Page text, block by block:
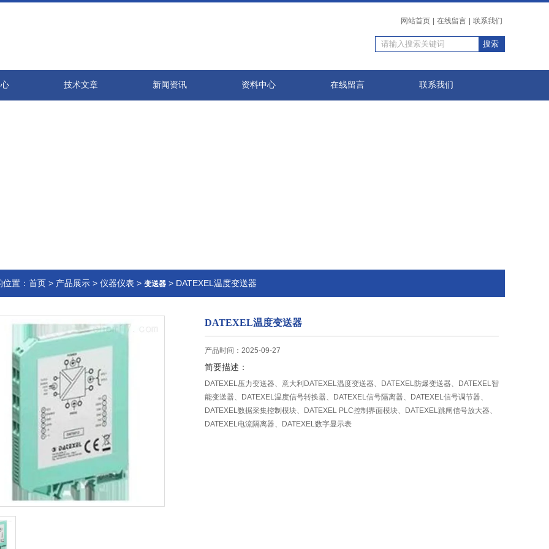
网站首页 在线留言 联系我们
技术文章 新闻资讯 资料中心 在线留言 联系我们
置： 首页 > 产品展示 > 仪器仪表 > 变送器 > DATEXEL温度变送器
DATEXEL温度变送器
产品时间：2025-09-27
简要描述：
DATEXEL压力变送器、意大利DATEXEL温度变送器、DATEXEL防爆变送器、DATEXEL智
能变送器、DATEXEL温度信号转换器、DATEXEL信号隔离器、DATEXEL信号调节器、
DATEXEL数据采集控制模块、DATEXEL PLC控制界面模块、DATEXEL跳闸信号放大器、
DATEXEL电流隔离器、DATEXEL数字显示表